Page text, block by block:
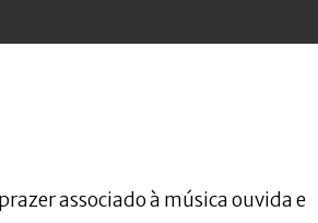
associado à música ouvida e